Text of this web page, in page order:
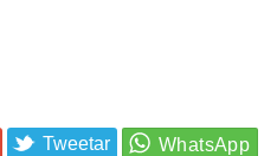
Tweetar